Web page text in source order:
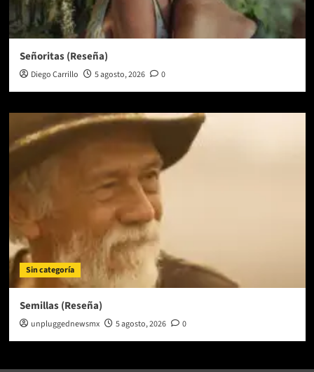
Señoritas (Reseña)
Diego Carrillo 5 agosto, 2026 0
Sin categoría
Semillas (Reseña)
unpluggednewsmx 5 agosto, 2026 0